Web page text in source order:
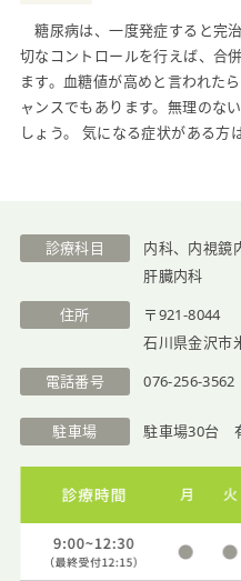
糖尿病は、一度発症すると完
切なコントロールを行えば、合
ます。血糖値が高めと言われた
ャンスでもあります。無理のな
しょう。 気になる症状がある方
診療科目
内科、内視鏡
肝臓内科
住所
〒921-8044
石川県金沢市
電話番号
076-256-3562
駐車場 駐車場30台